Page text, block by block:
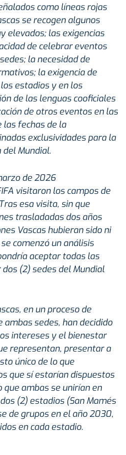
como líneas rojas
se recogen algunos
elevados; las exigencias
de celebrar eventos
la necesidad de
la exigencia de
estadios y en los
de las lenguas cooficiales
de otros eventos en las
las fechas de la
exclusividades para la
Mundial.
de 2026
visitaron los campos de
esa visita, sin que
trasladadas dos años
Vascas hubieran sido ni
comenzó un análisis
aceptar todas las
(2) sedes del Mundial
en un proceso de
sedes, han decidido
intereses y el bienestar
representan, presentar a
único de lo que
que sí estarían dispuestos
que ambas se unirían en
(2) estadios (San Mamés
de grupos en el año 2030,
en cada estadio.